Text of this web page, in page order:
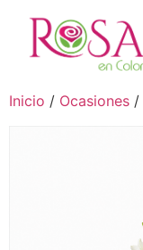
Inicio / Ocasiones /